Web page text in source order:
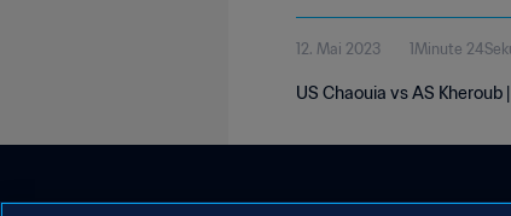
12. Mai 2023 1Minute
US Chaouia vs AS